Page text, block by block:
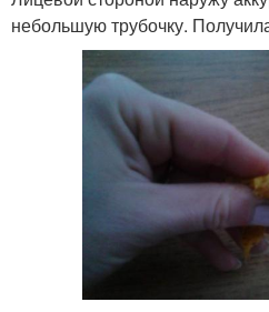
небольшую трубочку.